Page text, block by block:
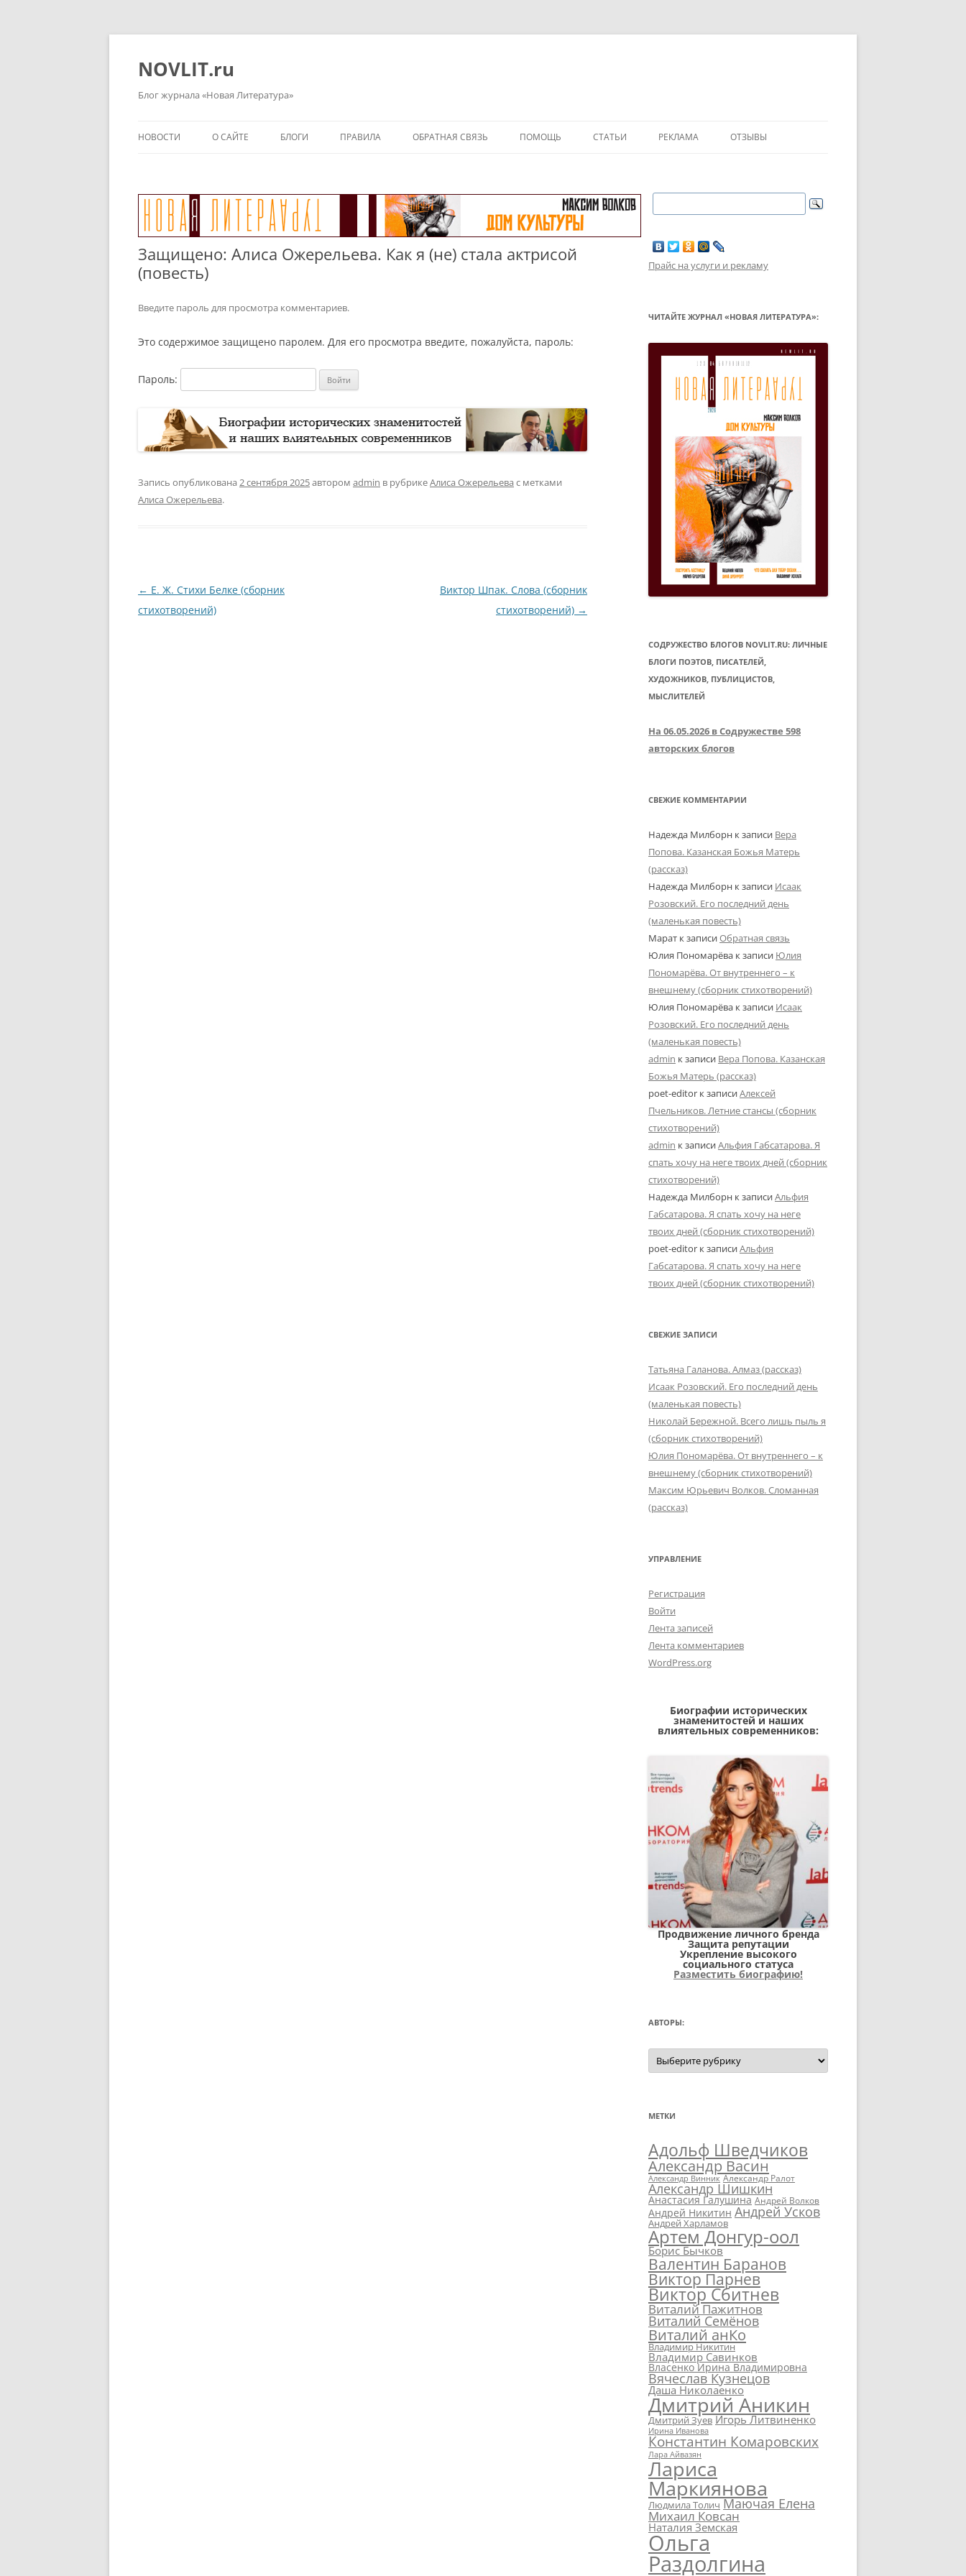
Перейти
NOVLIT.ru
Блог журнала «Новая Литература»
НОВОСТИ О САЙТЕ БЛОГИ ПРАВИЛА ОБРАТНАЯ СВЯЗЬ ПОМОЩЬ СТАТЬИ РЕКЛАМА ОТЗЫВЫ
Защищено: Алиса Ожерельева. Как я (не) стала актрисой
(повесть)
Введите пароль для просмотра комментариев.
Это содержимое защищено паролем. Для его просмотра введите, пожалуйста, пароль:
Пароль:
Запись опубликована 2 сентября 2025автором admin в рубрикеАлиса Ожерельева с метками
Алиса Ожерельева.
Навигация
по
← Е. Ж. Стихи Белке (сборник
стихотворений)
Виктор Шпак. Слова (сборник
стихотворений) →
Прайс на услуги и рекламу
ЧИТАЙТЕ ЖУРНАЛ «НОВАЯ ЛИТЕРАТУРА»:
СОДРУЖЕСТВО БЛОГОВ NOVLIT.RU: ЛИЧНЫЕ
БЛОГИ ПОЭТОВ, ПИСАТЕЛЕЙ,
ХУДОЖНИКОВ, ПУБЛИЦИСТОВ,
МЫСЛИТЕЛЕЙ
На 06.05.2026 в Содружестве 598
авторских блогов
СВЕЖИЕ КОММЕНТАРИИ
Надежда Милборн к записи Вера
Попова. Казанская Божья Матерь
(рассказ)
Надежда Милборн к записи Исаак
Розовский. Его последний день
(маленькая повесть)
Марат к записиОбратная связь
Юлия Пономарёва к записи Юлия
Пономарёва. От внутреннего – к
внешнему (сборник стихотворений)
Юлия Пономарёва к записи Исаак
Розовский. Его последний день
(маленькая повесть)
admin к записи Вера Попова. Казанская
Божья Матерь (рассказ)
poet-editor к записиАлексей
Пчельников. Летние стансы (сборник
стихотворений)
admin к записиАльфия Габсатарова. Я
спать хочу на неге твоих дней (сборник
стихотворений)
Надежда Милборн к записиАльфия
Габсатарова. Я спать хочу на неге
твоих дней (сборник стихотворений)
poet-editor к записиАльфия
Габсатарова. Я спать хочу на неге
твоих дней (сборник стихотворений)
СВЕЖИЕ ЗАПИСИ
Татьяна Галанова. Алмаз (рассказ)
Исаак Розовский. Его последний день
(маленькая повесть)
Николай Бережной. Всего лишь пыль я
(сборник стихотворений)
Юлия Пономарёва. От внутреннего – к
внешнему (сборник стихотворений)
Максим Юрьевич Волков. Сломанная
(рассказ)
УПРАВЛЕНИЕ
Регистрация
Войти
Лента записей
Лента комментариев
WordPress.org
Биографии исторических
знаменитостей и наших
влиятельных современников:
Продвижение личного бренда
Защита репутации
Укрепление высокого
социального статуса
Разместить биографию!
АВТОРЫ:
Авторы:
МЕТКИ
Адольф Шведчиков
Александр Васин
Александр Винник Александр Ралот
Александр Шишкин
Анастасия Галушина Андрей Волков
Андрей Никитин Андрей Усков
Андрей Харламов
Артем Донгур-оол
Борис Бычков
Валентин Баранов
Виктор Парнев
Виктор Сбитнев
Виталий Пажитнов
Виталий Семёнов
Виталий анКо
Владимир Никитин
Владимир Савинков
Власенко Ирина Владимировна
Вячеслав Кузнецов
Даша Николаенко
Дмитрий Аникин
Дмитрий Зуев Игорь Литвиненко
Ирина Иванова
Константин Комаровских
Лара Айвазян
Лариса
Маркиянова
Людмила Толич Маючая Елена
Михаил Ковсан
Наталия Земская
Ольга
Раздолгина